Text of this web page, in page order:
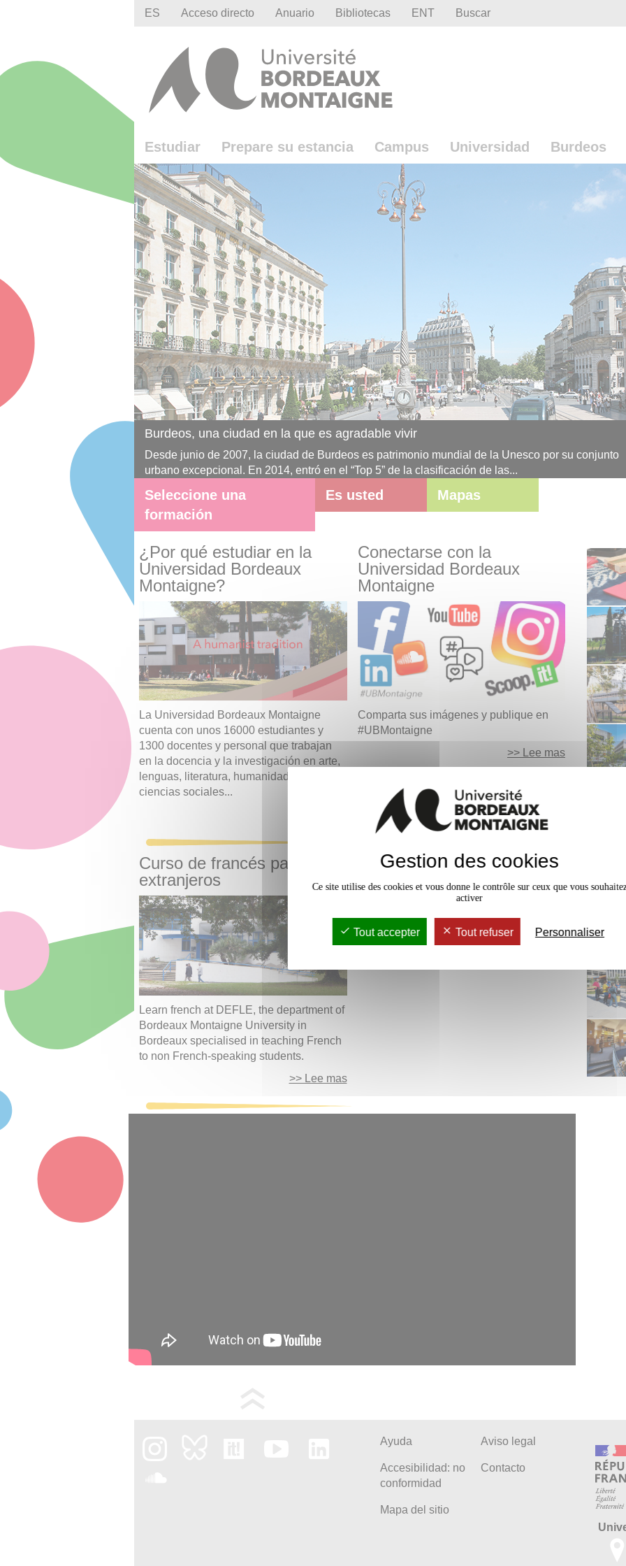
ES Acceso directo Anuario Bibliotecas ENT Buscar
Estudiar Prepare su estancia Campus Universidad Burdeos
por su conjunto
Descubrir la Universidad Bordeaux Montaigne
La universidad humanista de BurdeosLa Universidad Bordeaux
estudiantes y 1.300 docentes y personal de administración en
Seleccione una
formación
Es usted Mapas
¿Por qué estudiar en la
Universidad Bordeaux
Montaigne?
La Universidad Bordeaux Montaigne
cuenta con unos 16000 estudiantes y
1300 docentes y personal que trabajan
en la docencia y la investigación en arte,
lenguas, literatura, humanidades y
ciencias sociales...
Conectarse con la
Universidad Bordeaux
Montaigne
Comparta sus imágenes y publique en
#UBMontaigne
>> Lee mas
Curso de francés para
extranjeros
Learn french at DEFLE, the department of
Bordeaux Montaigne University in
Bordeaux specialised in teaching French
to non French-speaking students.
>> Lee mas
Ayuda
Accesibilidad: no
conformidad
Mapa del sitio
Aviso legal
Contacto
Gestion des cookies
Ce site utilise des cookies et vous donne le contrôle sur ceux que vous
activer
Tout accepter Tout refuser Personnaliser